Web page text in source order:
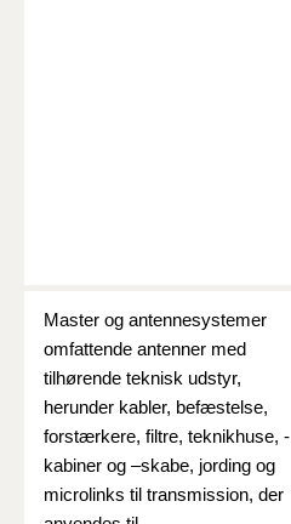
Master og antennesystemer
omfattende antenner med
tilhørende teknisk udstyr,
herunder kabler, befæstelse,
forstærkere, filtre, teknikhuse, -
kabiner og –skabe, jording og
microlinks til transmission, der